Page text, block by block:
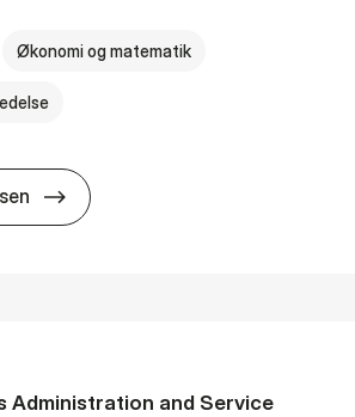
Økonomi og matematik
BSc in Busi­ness Ad­min­is­tra­tion
Ad­min­is­tra­tion and Ser­vice